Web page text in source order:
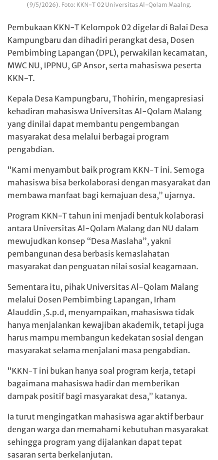
(9/5/2026). Foto: KKN-T 02 Universitas Al-Qolam Maalng.
Pembukaan KKN-T Kelompok 02 digelar di Balai Desa
Kampungbaru dan dihadiri perangkat desa, Dosen
Pembimbing Lapangan (DPL), perwakilan kecamatan,
MWC NU, IPPNU, GP Ansor, serta mahasiswa peserta
KKN-T.
Kepala Desa Kampungbaru, Thohirin, mengapresiasi
kehadiran mahasiswa Universitas Al-Qolam Malang
yang dinilai dapat membantu pengembangan
masyarakat desa melalui berbagai program
pengabdian.
“Kami menyambut baik program KKN-T ini. Semoga
mahasiswa bisa berkolaborasi dengan masyarakat dan
membawa manfaat bagi kemajuan desa,” ujarnya.
Program KKN-T tahun ini menjadi bentuk kolaborasi
antara Universitas Al-Qolam Malang dan NU dalam
mewujudkan konsep “Desa Maslaha”, yakni
pembangunan desa berbasis kemaslahatan
masyarakat dan penguatan nilai sosial keagamaan.
Sementara itu, pihak Universitas Al-Qolam Malang
melalui Dosen Pembimbing Lapangan, Irham
Alauddin ,S.p.d, menyampaikan, mahasiswa tidak
hanya menjalankan kewajiban akademik, tetapi juga
harus mampu membangun kedekatan sosial dengan
masyarakat selama menjalani masa pengabdian.
“KKN-T ini bukan hanya soal program kerja, tetapi
bagaimana mahasiswa hadir dan memberikan
dampak positif bagi masyarakat desa,” katanya.
Ia turut mengingatkan mahasiswa agar aktif berbaur
dengan warga dan memahami kebutuhan masyarakat
sehingga program yang dijalankan dapat tepat
sasaran serta berkelanjutan.